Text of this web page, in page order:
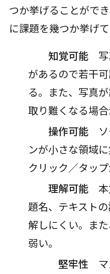
つか挙げることがで
に課題を幾つか挙げて
知覚可能
があるので若干
る。また、写真
取り難くなる場合
操作可能
ンが小さな領域
クリック／タップ
理解可能
題名、テキスト
解しにくい。ま
弱い。
堅牢性